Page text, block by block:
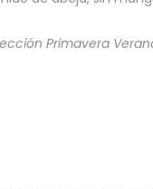
Primavera